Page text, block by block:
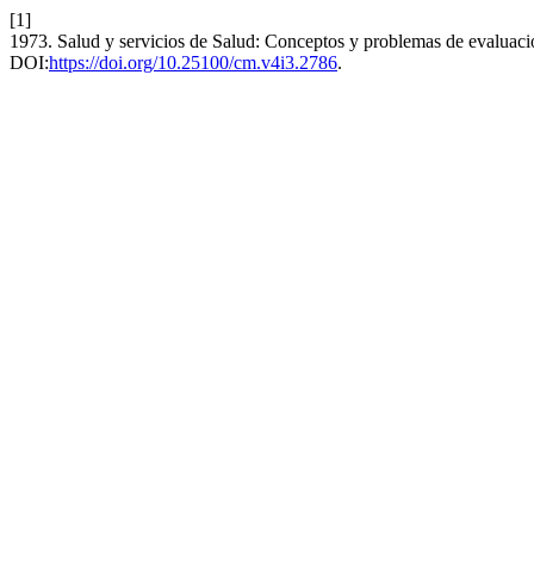
[1]
1973. Salud y servicios de Salud: Conceptos y problemas de
DOI:https://doi.org/10.25100/cm.v4i3.2786.